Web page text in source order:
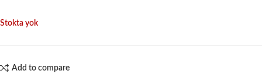
Stokta yok
Add to compare